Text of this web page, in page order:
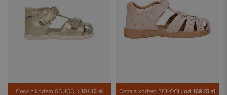
Cena z kodem SCHOOL: 101.15 zł Cena z kodem SCHOOL: od 169.15 zł